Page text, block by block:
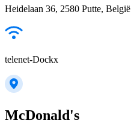
Heidelaan 36, 2580 Putte, België
telenet-Dockx
McDonald's